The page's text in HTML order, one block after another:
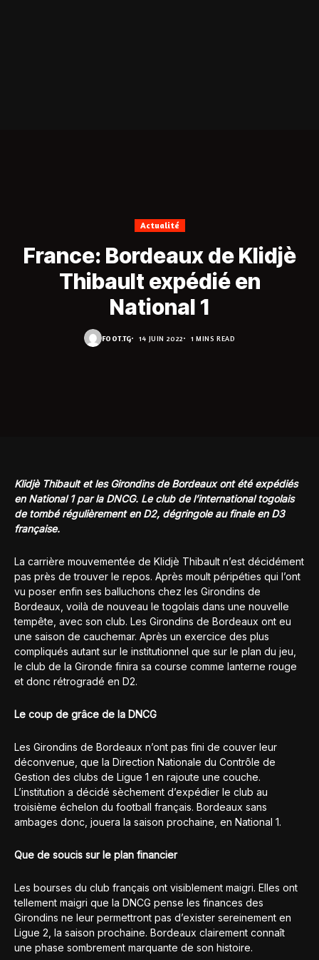
Actualité
France: Bordeaux de Klidjè
Thibault expédié en
National 1
FOOT.TG 14 JUIN 2022 1 MINS READ
Klidjè Thibault et les Girondins de Bordeaux ont été expédiés
en National 1 par la DNCG. Le club de l’international togolais
de tombé régulièrement en D2, dégringole au finale en D3
française.
La carrière mouvementée de Klidjè Thibault n’est décidément
pas près de trouver le repos. Après moult péripéties qui l’ont
vu poser enfin ses balluchons chez les Girondins de
Bordeaux, voilà de nouveau le togolais dans une nouvelle
tempête, avec son club. Les Girondins de Bordeaux ont eu
une saison de cauchemar. Après un exercice des plus
compliqués autant sur le institutionnel que sur le plan du jeu,
le club de la Gironde finira sa course comme lanterne rouge
et donc rétrogradé en D2.
Le coup de grâce de la DNCG
Les Girondins de Bordeaux n’ont pas fini de couver leur
déconvenue, que la Direction Nationale du Contrôle de
Gestion des clubs de Ligue 1 en rajoute une couche.
L’institution a décidé sèchement d’expédier le club au
troisième échelon du football français. Bordeaux sans
ambages donc, jouera la saison prochaine, en National 1.
Que de soucis sur le plan financier
Les bourses du club français ont visiblement maigri. Elles ont
tellement maigri que la DNCG pense les finances des
Girondins ne leur permettront pas d’exister sereinement en
Ligue 2, la saison prochaine. Bordeaux clairement connaît
une phase sombrement marquante de son histoire.